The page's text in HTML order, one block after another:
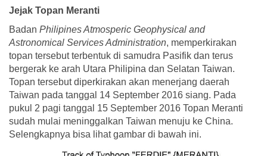
Jejak Topan Meranti
Badan Philipines Atmosperic Geophysical and
Astronomical Services Administration, memperkirakan
topan tersebut terbentuk di samudra Pasifik dan terus
bergerak ke arah Utara Philipina dan Selatan Taiwan.
Topan tersebut diperkirakan akan menerjang daerah
Taiwan pada tanggal 14 September 2016 siang. Pada
pukul 2 pagi tanggal 15 September 2016 Topan Meranti
sudah mulai meninggalkan Taiwan menuju ke China.
Selengkapnya bisa lihat gambar di bawah ini.